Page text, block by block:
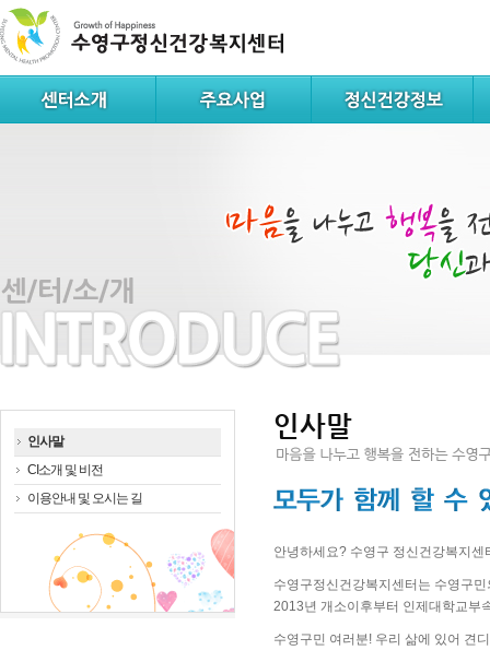
인사말
CI소개 및 비전
이용안내 및 오시는 길
인사말
안녕하세요? 수영구 정신건강복지센
수영구정신건강복지센터는 수영구
2013년 개소이후부터 인제대학교부
수영구민 여러분! 우리 삶에 있어 견